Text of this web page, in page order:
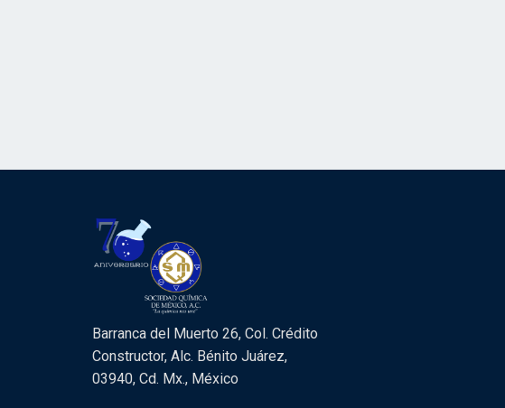
Barranca del Muerto 26, Col. Crédito
Constructor, Alc. Bénito Juárez,
03940, Cd. Mx., México